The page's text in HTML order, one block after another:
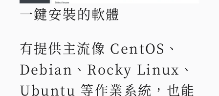
一鍵安裝的軟體
有提供主流像 CentOS、
Debian、Rocky Linux、
Ubuntu 等作業系統，也能